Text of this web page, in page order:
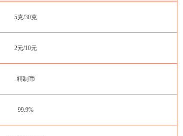
5克/30克
2元/10元
精制币
99.9%